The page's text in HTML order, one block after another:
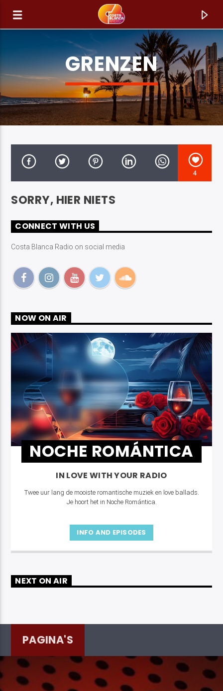
TITEL
GRENZEN
4
SORRY, HIER NIETS
CONNECT WITH US
Costa Blanca Radio on social media
NOW ON AIR
NOCHE ROMÁNTICA
IN LOVE WITH YOUR RADIO
Twee uur lang de mooiste romantische muziek en love ballads.
Je hoort het in Noche Romántica.
INFO AND EPISODES
NEXT ON AIR
PAGINA'S